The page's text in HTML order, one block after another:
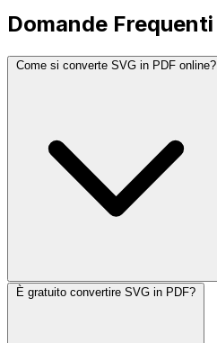
Domande Frequenti
Come si converte SVG in PDF online?
È gratuito convertire SVG in PDF?